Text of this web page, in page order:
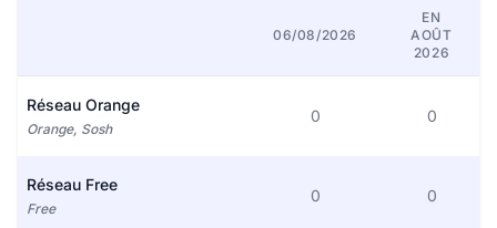
06/08/2026
EN
AOÛT
2026
Réseau Orange
Orange, Sosh
0 0
Réseau Free
Free
0 0